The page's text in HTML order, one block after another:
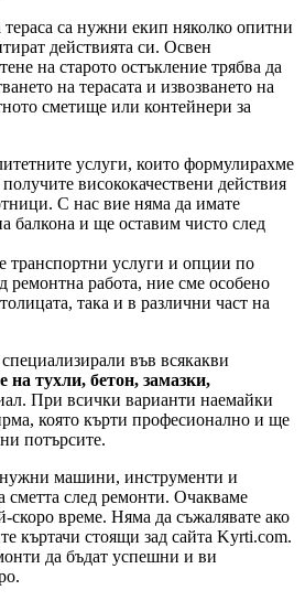
са нужни екип няколко опитни
действията си. Освен
на старото остъкление трябва да
на терасата и извозването на
сметище или контейнери за
услуги, които формулирахме
висококачествени действия
С нас вие няма да имате
балкона и ще оставим чисто след
транспортни услуги и опции по
ремонтна работа, ние сме особено
така и в различни част на
във всякакви
на тухли, бетон, замазки,
При всички варианти наемайки
която кърти професионално и ще
потърсите.
машини, инструменти и
сметта след ремонти. Очакваме
време. Няма да съжалявате ако
къртачи стоящи зад сайта Kyrti.com.
да бъдат успешни и ви